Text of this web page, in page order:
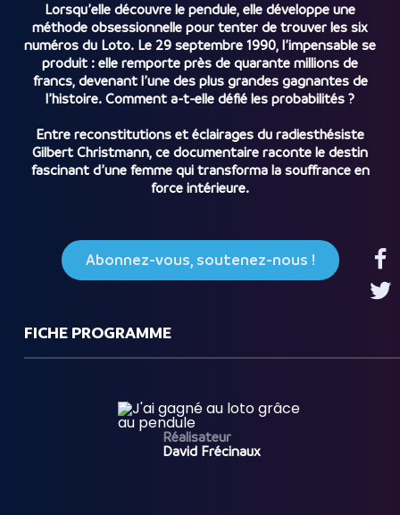
Lorsqu’elle découvre le pendule, elle développe une
méthode obsessionnelle pour tenter de trouver les six
numéros du Loto. Le 29 septembre 1990, l’impensable se
produit : elle remporte près de quarante millions de
francs, devenant l’une des plus grandes gagnantes de
l’histoire. Comment a-t-elle défié les probabilités ?
Entre reconstitutions et éclairages du radiesthésiste
Gilbert Christmann, ce documentaire raconte le destin
fascinant d’une femme qui transforma la souffrance en
force intérieure.
Abonnez-vous, soutenez-nous !
FICHE PROGRAMME
Réalisateur
David Frécinaux